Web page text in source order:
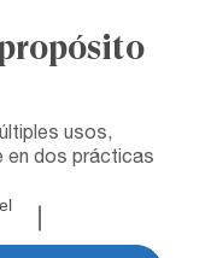
usos,
en dos prácticas